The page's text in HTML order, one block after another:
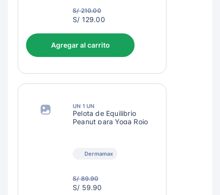
S/ 210.00
S/
S/ 129.00
Agregar al carrito
UN 1 UN
Pelota de Equilibrio
Peanut para Yoga Rojo
Dermamax
S/ 89.90
S/
S/ 59.90